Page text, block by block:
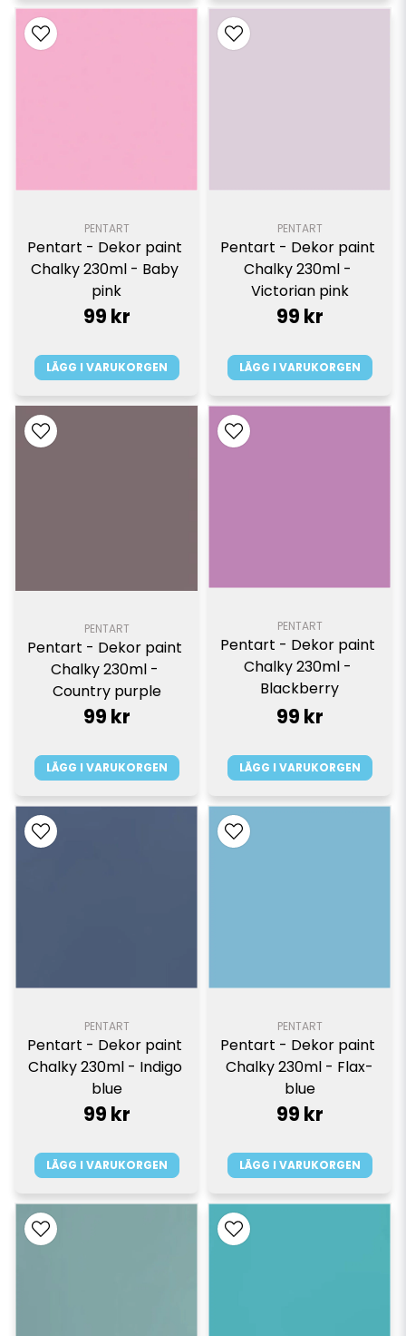
PENTART
Pentart - Dekor paint
Chalky 230ml - Baby
pink
99 kr
LÄGG I VARUKORGEN
PENTART
Pentart - Dekor paint
Chalky 230ml -
Victorian pink
99 kr
LÄGG I VARUKORGEN
PENTART
Pentart - Dekor paint
Chalky 230ml -
Country purple
99 kr
LÄGG I VARUKORGEN
PENTART
Pentart - Dekor paint
Chalky 230ml -
Blackberry
99 kr
LÄGG I VARUKORGEN
PENTART
Pentart - Dekor paint
Chalky 230ml - Indigo
blue
99 kr
LÄGG I VARUKORGEN
PENTART
Pentart - Dekor paint
Chalky 230ml - Flax-
blue
99 kr
LÄGG I VARUKORGEN